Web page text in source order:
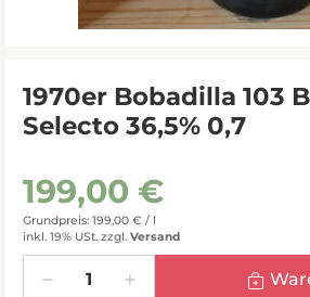
1970er Bobadilla 103
Selecto 36,5% 0,7
199,00 €
Grundpreis: 199,00 € / l
inkl. 19% USt. zzgl. Versand